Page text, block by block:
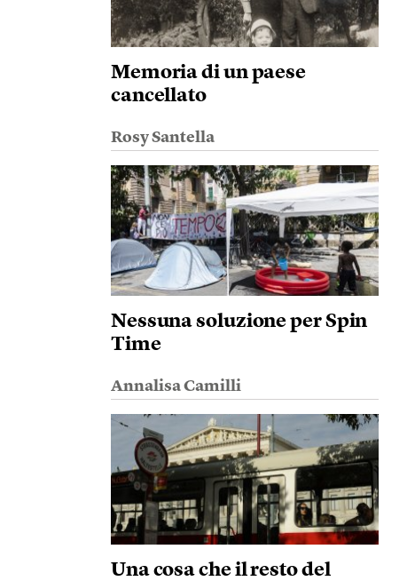
Memoria di un paese
cancellato
Rosy Santella
Nessuna soluzione per Spin
Time
Annalisa Camilli
Una cosa che il resto del